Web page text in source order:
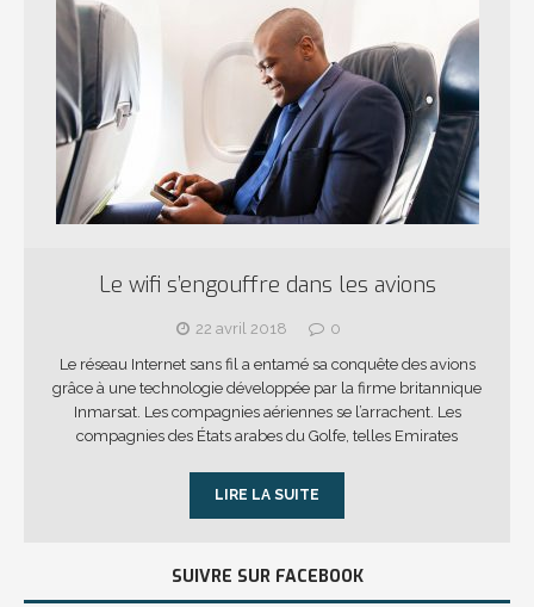
Le wifi s’engouffre dans les avions
22 avril 2018
0
Le réseau Internet sans fil a entamé sa conquête des avions
grâce à une technologie développée par la firme britannique
Inmarsat. Les compagnies aériennes se l’arrachent. Les
compagnies des États arabes du Golfe, telles Emirates
LIRE LA SUITE
SUIVRE SUR FACEBOOK